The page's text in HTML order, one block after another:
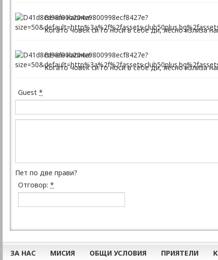
Вечен написа:
Когато човек си го носи в себе ди, лесно излиза
Вечен написа:
Когато човек си го носи в себе ди, лесно излиза
Guest *
Пет по две прави?
Отговор: *
ЗА НАС МИСИЯ ОБЩИ УСЛОВИЯ ПРИЯТЕЛИ